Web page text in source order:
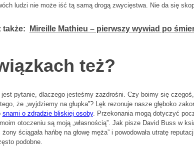
ludzi nie może iść tą samą drogą zwycięstwa. Nie da się
także: Mireille Mathieu – pierwszy wywiad po
też?
jest pytanie, dlaczego jesteśmy zazdrośni. Czy boimy się
że „wyjdziemy na głupka”? Lęk rezonuje nasze głęboko
snami o zdradzie bliskiej osoby. Przekonania mogą dotyczyć
otoczeniu są moją „własnością”. Jak pisze David Buss w
żony ściągała hańbę na głowę męża” i powodowała utratę
podobne.